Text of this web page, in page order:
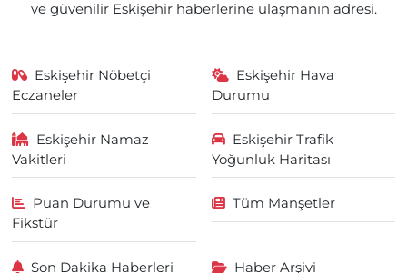
ve güvenilir Eskişehir haberlerine ulaşmanın adresi.
Eskişehir Nöbetçi
Eczaneler
Eskişehir Hava
Durumu
Eskişehir Namaz
Vakitleri
Eskişehir Trafik
Yoğunluk Haritası
Puan Durumu ve
Fikstür
Tüm Manşetler
Son Dakika Haberleri Haber Arşivi